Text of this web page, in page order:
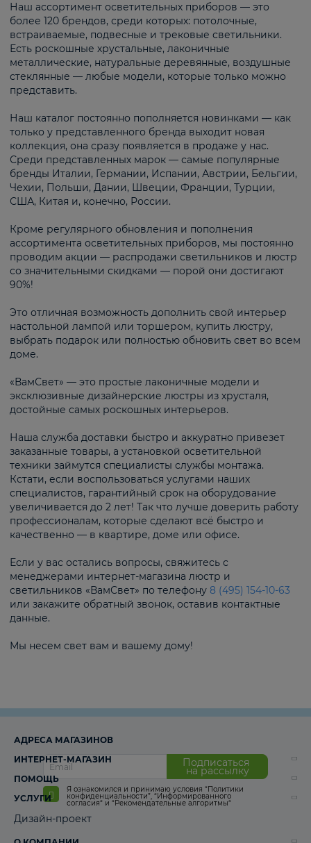
Наш ассортимент осветительных приборов — это
более 120 брендов, среди которых: потолочные,
встраиваемые, подвесные и трековые светильники.
Есть роскошные хрустальные, лаконичные
металлические, натуральные деревянные, воздушные
стеклянные — любые модели, которые только можно
представить.
Наш каталог постоянно пополняется новинками — как
только у представленного бренда выходит новая
коллекция, она сразу появляется в продаже у нас.
Среди представленных марок — самые популярные
бренды Италии, Германии, Испании, Австрии, Бельгии,
Чехии, Польши, Дании, Швеции, Франции, Турции,
США, Китая и, конечно, России.
Кроме регулярного обновления и пополнения
ассортимента осветительных приборов, мы постоянно
проводим акции — распродажи светильников и люстр
со значительными скидками — порой они достигают
90%!
Это отличная возможность дополнить свой интерьер
настольной лампой или торшером, купить люстру,
выбрать подарок или полностью обновить свет во всем
доме.
«ВамСвет» — это простые лаконичные модели и
эксклюзивные дизайнерские люстры из хрусталя,
достойные самых роскошных интерьеров.
Наша служба доставки быстро и аккуратно привезет
заказанные товары, а установкой осветительной
техники займутся специалисты службы монтажа.
Кстати, если воспользоваться услугами наших
специалистов, гарантийный срок на оборудование
увеличивается до 2 лет! Так что лучше доверить работу
профессионалам, которые сделают всё быстро и
качественно — в квартире, доме или офисе.
Если у вас остались вопросы, свяжитесь с
менеджерами интернет-магазина люстр и
светильников «ВамСвет» по телефону 8 (495) 154-10-63
или закажите обратный звонок, оставив контактные
данные.
Мы несем свет вам и вашему дому!
Подписаться
на рассылку
Я ознакомился и принимаю условия “Политики
конфиденциальности”, “Информированного
согласия“ и “Рекомендательные алгоритмы“
АДРЕСА МАГАЗИНОВ
ИНТЕРНЕТ-МАГАЗИН
ПОМОЩЬ
УСЛУГИ
Дизайн-проект